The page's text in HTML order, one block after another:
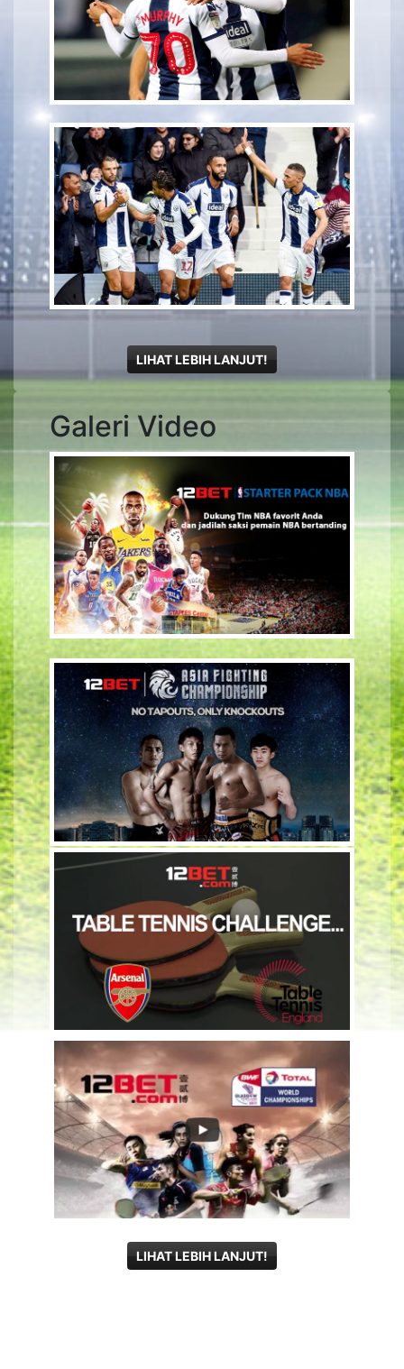
LIHAT LEBIH LANJUT!
Galeri Video
LIHAT LEBIH LANJUT!